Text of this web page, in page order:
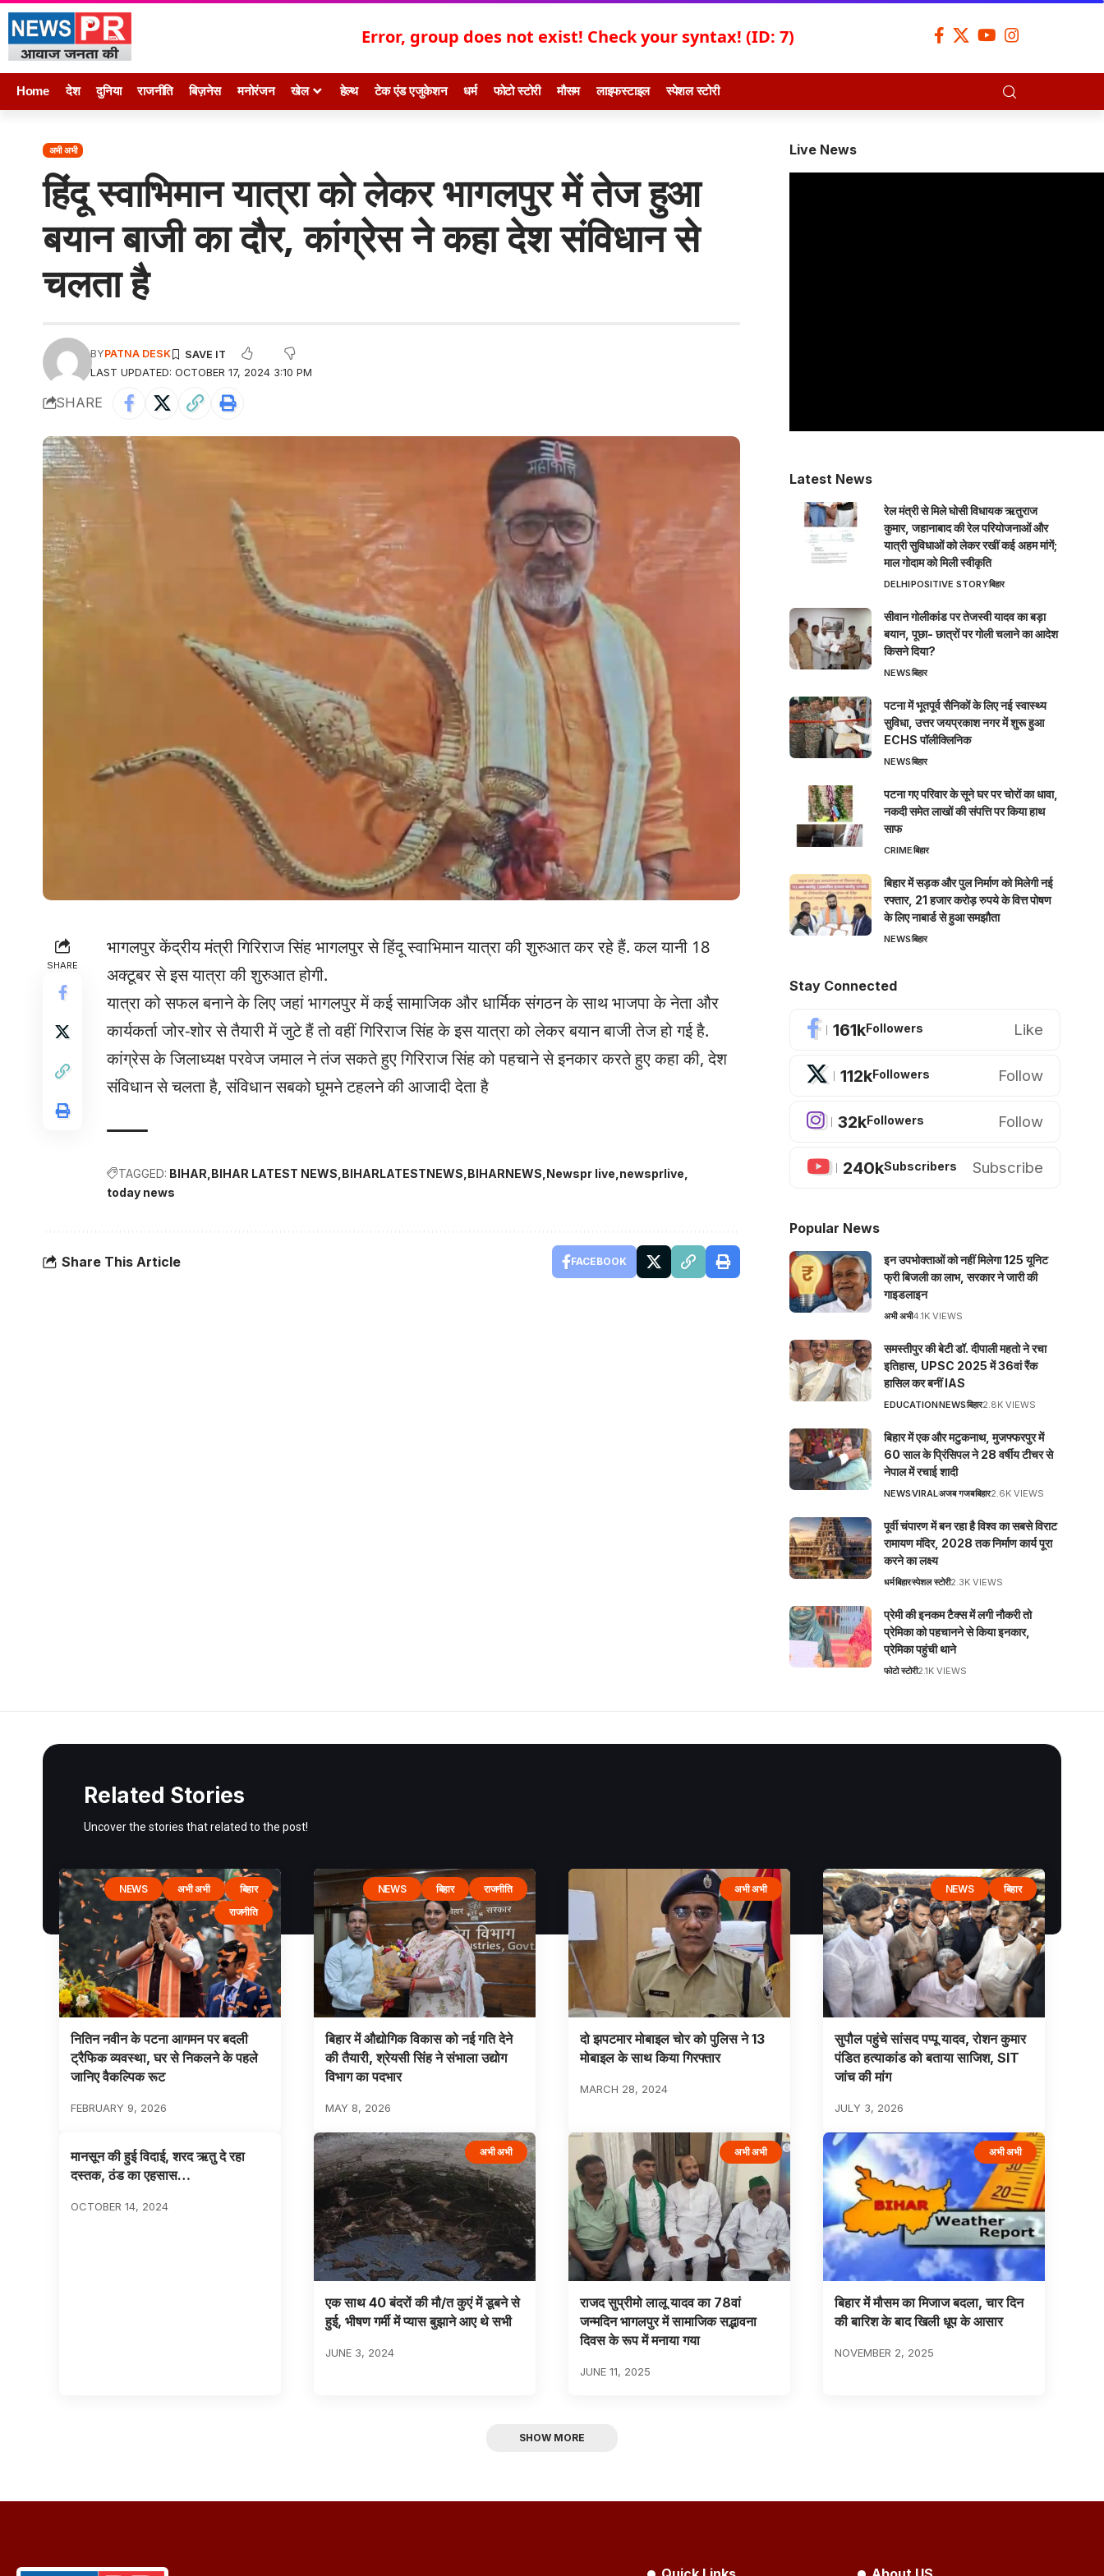
Error, group does not exist! Check your syntax! (ID: 7)
Home देश दुनिया राजनीति बिज़नेस मनोरंजन खेल हेल्थ टेक एंड एजुकेशन धर्म फोटो स्टोरी मौसम लाइफस्टाइल स्पेशल स्टोरी
अभी अभी
हिंदू स्वाभिमान यात्रा को लेकर भागलपुर में तेज हुआ
बयान बाजी का दौर, कांग्रेस ने कहा देश संविधान से
चलता है
LAST UPDATED: OCTOBER 17, 2024 3:10 PM
BYPATNA DESK
SHARE
SHARE
भागलपुर केंद्रीय मंत्री गिरिराज सिंह भागलपुर से हिंदू स्वाभिमान यात्रा की शुरुआत कर रहे हैं. कल यानी 18
अक्टूबर से इस यात्रा की शुरुआत होगी.
यात्रा को सफल बनाने के लिए जहां भागलपुर में कई सामाजिक और धार्मिक संगठन के साथ भाजपा के नेता और
कार्यकर्ता जोर-शोर से तैयारी में जुटे हैं तो वहीं गिरिराज सिंह के इस यात्रा को लेकर बयान बाजी तेज हो गई है.
कांग्रेस के जिलाध्यक्ष परवेज जमाल ने तंज सकते हुए गिरिराज सिंह को पहचाने से इनकार करते हुए कहा की, देश
संविधान से चलता है, संविधान सबको घूमने टहलने की आजादी देता है
TAGGED: BIHAR BIHAR LATEST NEWS BIHARLATESTNEWS BIHARNEWS Newspr live newsprlive
today news
Share This Article FACEBOOK
Live News
Latest News
रेल मंत्री से मिले घोसी विधायक ऋतुराज
कुमार, जहानाबाद की रेल परियोजनाओं और
यात्री सुविधाओं को लेकर रखीं कई अहम मांगें;
माल गोदाम को मिली स्वीकृति
DELHIPOSITIVE STORYबिहार
सीवान गोलीकांड पर तेजस्वी यादव का बड़ा
बयान, पूछा- छात्रों पर गोली चलाने का आदेश
किसने दिया?
NEWSबिहार
पटना में भूतपूर्व सैनिकों के लिए नई स्वास्थ्य
सुविधा, उत्तर जयप्रकाश नगर में शुरू हुआ
ECHS पॉलीक्लिनिक
NEWSबिहार
पटना गए परिवार के सूने घर पर चोरों का धावा,
नकदी समेत लाखों की संपत्ति पर किया हाथ
साफ
CRIMEबिहार
बिहार में सड़क और पुल निर्माण को मिलेगी नई
रफ्तार, 21 हजार करोड़ रुपये के वित्त पोषण
के लिए नाबार्ड से हुआ समझौता
NEWSबिहार
Stay Connected
161kFollowers Like
112kFollowers Follow
32kFollowers Follow
240kSubscribers Subscribe
Popular News
इन उपभोक्ताओं को नहीं मिलेगा 125 यूनिट
फ्री बिजली का लाभ, सरकार ने जारी की
गाइडलाइन
अभी अभी4.1K VIEWS
समस्तीपुर की बेटी डॉ. दीपाली महतो ने रचा
इतिहास, UPSC 2025 में 36वां रैंक
हासिल कर बनीं IAS
EDUCATIONNEWSबिहार2.8K VIEWS
बिहार में एक और मटुकनाथ, मुजफ्फरपुर में
60 साल के प्रिंसिपल ने 28 वर्षीय टीचर से
नेपाल में रचाई शादी
NEWSVIRALअजब गजबबिहार2.6K VIEWS
पूर्वी चंपारण में बन रहा है विश्व का सबसे विराट
रामायण मंदिर, 2028 तक निर्माण कार्य पूरा
करने का लक्ष्य
धर्मबिहारस्पेशल स्टोरी2.3K VIEWS
प्रेमी की इनकम टैक्स में लगी नौकरी तो
प्रेमिका को पहचानने से किया इनकार,
प्रेमिका पहुंची थाने
फोटो स्टोरी2.1K VIEWS
Related Stories
Uncover the stories that related to the post!
NEWS अभी अभी
बिहार
राजनीति
नितिन नवीन के पटना आगमन पर बदली
ट्रैफिक व्यवस्था, घर से निकलने के पहले
जानिए वैकल्पिक रूट
FEBRUARY 9, 2026
NEWS बिहार राजनीति
बिहार में औद्योगिक विकास को नई गति देने
की तैयारी, श्रेयसी सिंह ने संभाला उद्योग
विभाग का पदभार
MAY 8, 2026
अभी अभी
दो झपटमार मोबाइल चोर को पुलिस ने 13
मोबाइल के साथ किया गिरफ्तार
MARCH 28, 2024
NEWS बिहार
सुपौल पहुंचे सांसद पप्पू यादव, रोशन कुमार
पंडित हत्याकांड को बताया साजिश, SIT
जांच की मांग
JULY 3, 2026
मानसून की हुई विदाई, शरद ऋतु दे रहा
दस्तक, ठंड का एहसास…
OCTOBER 14, 2024
अभी अभी
एक साथ 40 बंदरों की मौ/त कुएं में डूबने से
हुई, भीषण गर्मी में प्यास बुझाने आए थे सभी
JUNE 3, 2024
अभी अभी
राजद सुप्रीमो लालू यादव का 78वां
जन्मदिन भागलपुर में सामाजिक सद्भावना
दिवस के रूप में मनाया गया
JUNE 11, 2025
अभी अभी
बिहार में मौसम का मिजाज बदला, चार दिन
की बारिश के बाद खिली धूप के आसार
NOVEMBER 2, 2025
SHOW MORE